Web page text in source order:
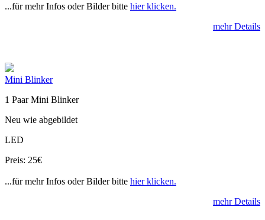
...für mehr Infos oder Bilder bitte hier klicken.
mehr Details
Mini Blinker
1 Paar Mini Blinker
Neu wie abgebildet
LED
Preis: 25€
...für mehr Infos oder Bilder bitte hier klicken.
mehr Details